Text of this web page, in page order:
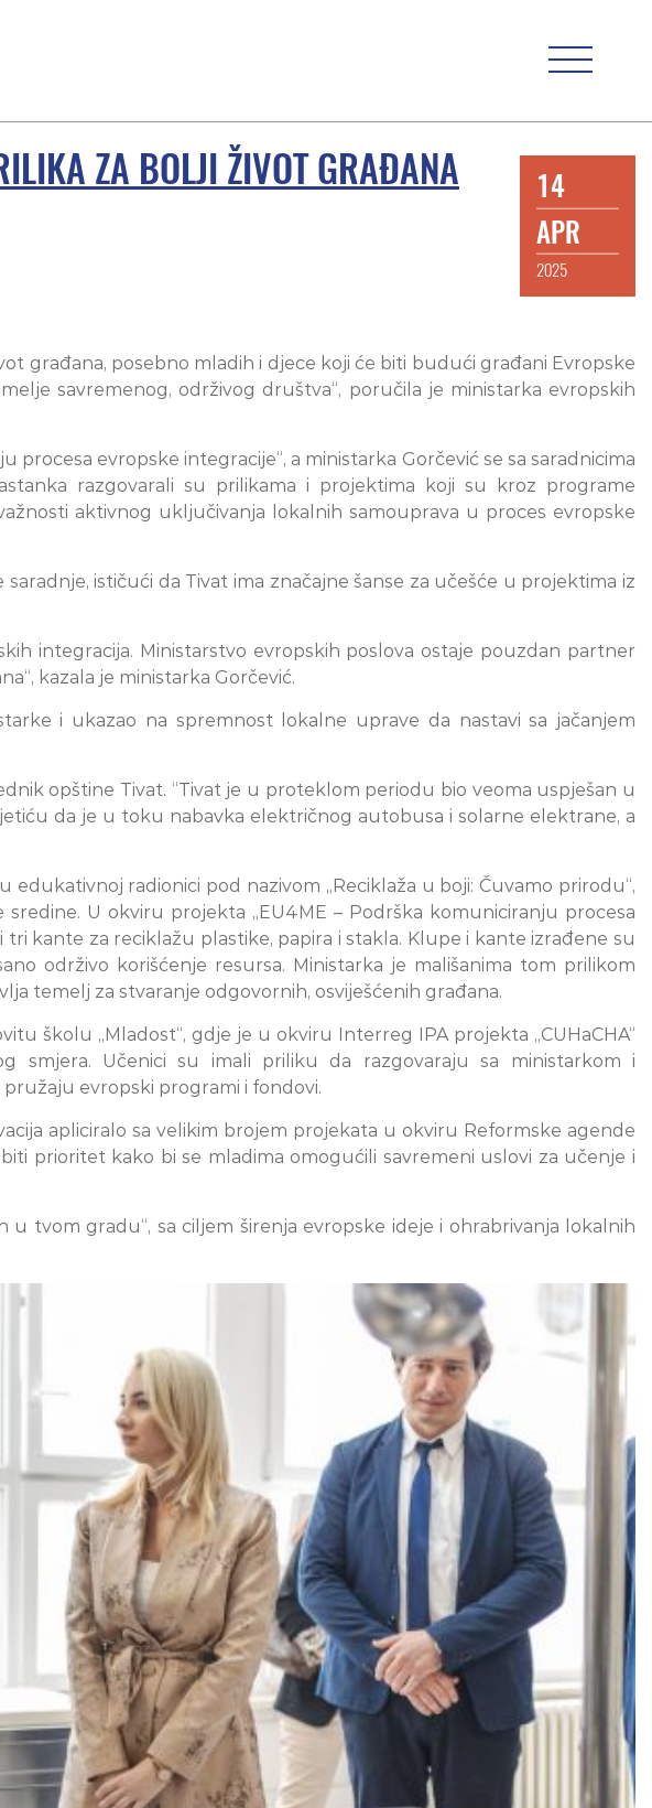
ZA BOLJI ŽIVOT GRAĐANA
14
APR
2025
građana, posebno mladih i djece koji će biti budući građani Evropske
savremenog, održivog društva“, poručila je ministarka evropskih
evropske integracije“, a ministarka Gorčević se sa saradnicima
razgovarali su prilikama i projektima koji su kroz programe
aktivnog uključivanja lokalnih samouprava u proces evropske
ističući da Tivat ima značajne šanse za učešće u projektima iz
integracija. Ministarstvo evropskih poslova ostaje pouzdan partner
kazala je ministarka Gorčević.
i ukazao na spremnost lokalne uprave da nastavi sa jačanjem
opštine Tivat. “Tivat je u proteklom periodu bio veoma uspješan u
da je u toku nabavka električnog autobusa i solarne elektrane, a
radionici pod nazivom „Reciklaža u boji: Čuvamo prirodu“,
U okviru projekta „EU4ME – Podrška komuniciranju procesa
kante za reciklažu plastike, papira i stakla. Klupe i kante izrađene su
održivo korišćenje resursa. Ministarka je mališanima tom prilikom
temelj za stvaranje odgovornih, osviješćenih građana.
školu „Mladost“, gdje je u okviru Interreg IPA projekta „CUHaCHA“
smjera. Učenici su imali priliku da razgovaraju sa ministarkom i
evropski programi i fondovi.
apliciralo sa velikim brojem projekata u okviru Reformske agende
prioritet kako bi se mladima omogućili savremeni uslovi za učenje i
tvom gradu“, sa ciljem širenja evropske ideje i ohrabrivanja lokalnih